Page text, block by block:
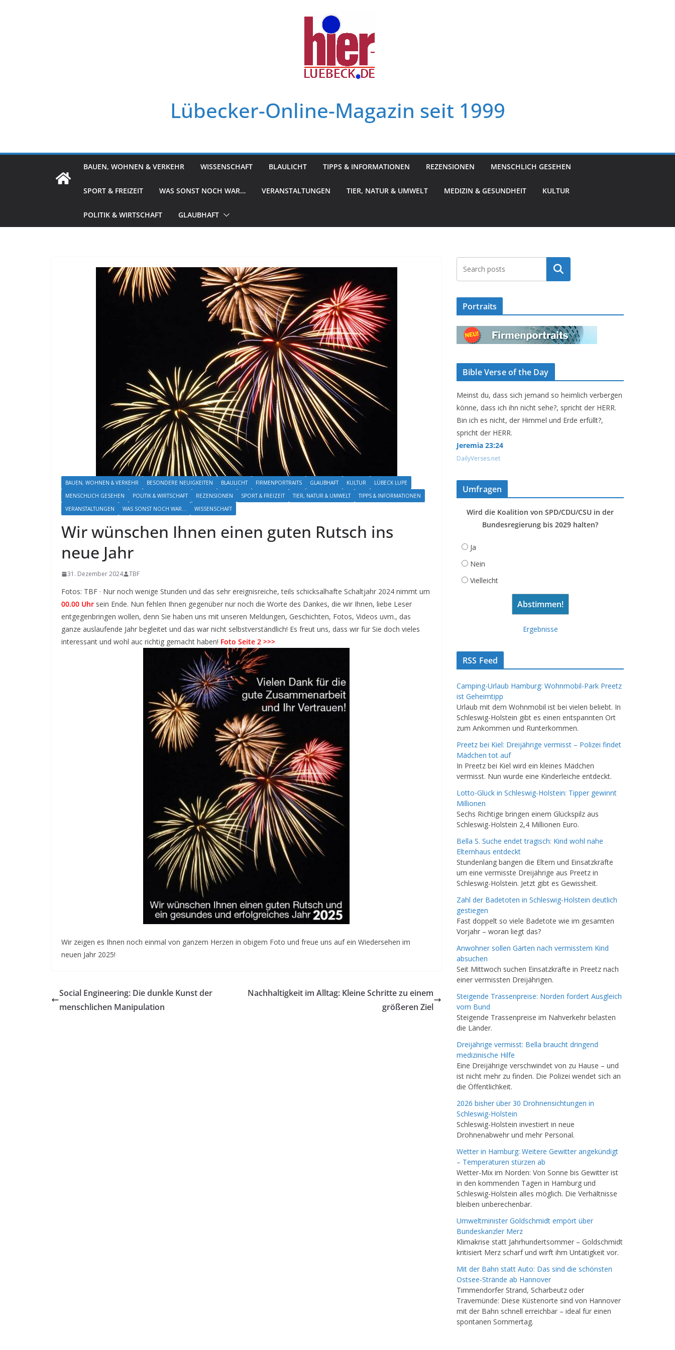
Lübecker-Online-Magazin seit 1999
BAUEN, WOHNEN & VERKEHR WISSENSCHAFT BLAULICHT TIPPS & INFORMATIONEN REZENSIONEN MENSCHLICH GESEHEN
SPORT & FREIZEIT WAS SONST NOCH WAR… VERANSTALTUNGEN TIER, NATUR & UMWELT MEDIZIN & GESUNDHEIT KULTUR
POLITIK & WIRTSCHAFT GLAUBHAFT
BAUEN, WOHNEN & VERKEHR BESONDERE NEUIGKEITEN BLAULICHT FIRMENPORTRAITS GLAUBHAFT KULTUR
LÜBECK LUPE
MENSCHLICH GESEHEN
POLITIK & WIRTSCHAFT REZENSIONEN SPORT & FREIZEIT TIER, NATUR & UMWELT
TIPPS & INFORMATIONEN
VERANSTALTUNGEN
WAS SONST NOCH WAR... WISSENSCHAFT
Wir wünschen Ihnen einen guten Rutsch ins
neue Jahr
31. Dezember 2024 TBF
Fotos: TBF · Nur noch wenige Stunden und das sehr ereignisreiche, teils schicksalhafte Schaltjahr 2024 nimmt um
00.00 Uhr sein Ende. Nun fehlen Ihnen gegenüber nur noch die Worte des Dankes, die wir Ihnen, liebe Leser
entgegenbringen wollen, denn Sie haben uns mit unseren Meldungen, Geschichten, Fotos, Videos uvm., das
ganze auslaufende Jahr begleitet und das war nicht selbstverständlich! Es freut uns, dass wir für Sie doch vieles
interessant und wohl auc richtig gemacht haben! Foto Seite 2 >>>
Wir zeigen es Ihnen noch einmal von ganzem Herzen in obigem Foto und freue uns auf ein Wiedersehen im
neuen Jahr 2025!
Social Engineering: Die dunkle Kunst der
menschlichen Manipulation
Nachhaltigkeit im Alltag: Kleine Schritte zu einem
größeren Ziel
Suchen
Portraits
Bible Verse of the Day
Meinst du, dass sich jemand so heimlich verbergen
könne, dass ich ihn nicht sehe?, spricht der HERR.
Bin ich es nicht, der Himmel und Erde erfüllt?,
spricht der HERR.
Jeremia 23:24
DailyVerses.net
Umfragen
Wird die Koalition von SPD/CDU/CSU in der
Bundesregierung bis 2029 halten?
Ja
Nein
Vielleicht
Ergebnisse
RSS Feed
Camping-Urlaub Hamburg: Wohnmobil-Park Preetz
ist Geheimtipp
Urlaub mit dem Wohnmobil ist bei vielen beliebt. In
Schleswig-Holstein gibt es einen entspannten Ort
zum Ankommen und Runterkommen.
Preetz bei Kiel: Dreijährige vermisst – Polizei findet
Mädchen tot auf
In Preetz bei Kiel wird ein kleines Mädchen
vermisst. Nun wurde eine Kinderleiche entdeckt.
Lotto-Glück in Schleswig-Holstein: Tipper gewinnt
Millionen
Sechs Richtige bringen einem Glückspilz aus
Schleswig-Holstein 2,4 Millionen Euro.
Bella S. Suche endet tragisch: Kind wohl nahe
Elternhaus entdeckt
Stundenlang bangen die Eltern und Einsatzkräfte
um eine vermisste Dreijährige aus Preetz in
Schleswig-Holstein. Jetzt gibt es Gewissheit.
Zahl der Badetoten in Schleswig-Holstein deutlich
gestiegen
Fast doppelt so viele Badetote wie im gesamten
Vorjahr – woran liegt das?
Anwohner sollen Gärten nach vermisstem Kind
absuchen
Seit Mittwoch suchen Einsatzkräfte in Preetz nach
einer vermissten Dreijährigen.
Steigende Trassenpreise: Norden fordert Ausgleich
vom Bund
Steigende Trassenpreise im Nahverkehr belasten
die Länder.
Dreijährige vermisst: Bella braucht dringend
medizinische Hilfe
Eine Dreijährige verschwindet von zu Hause – und
ist nicht mehr zu finden. Die Polizei wendet sich an
die Öffentlichkeit.
2026 bisher über 30 Drohnensichtungen in
Schleswig-Holstein
Schleswig-Holstein investiert in neue
Drohnenabwehr und mehr Personal.
Wetter in Hamburg: Weitere Gewitter angekündigt
– Temperaturen stürzen ab
Wetter-Mix im Norden: Von Sonne bis Gewitter ist
in den kommenden Tagen in Hamburg und
Schleswig-Holstein alles möglich. Die Verhältnisse
bleiben unberechenbar.
Umweltminister Goldschmidt empört über
Bundeskanzler Merz
Klimakrise statt Jahrhundertsommer – Goldschmidt
kritisiert Merz scharf und wirft ihm Untätigkeit vor.
Mit der Bahn statt Auto: Das sind die schönsten
Ostsee-Strände ab Hannover
Timmendorfer Strand, Scharbeutz oder
Travemünde: Diese Küstenorte sind von Hannover
mit der Bahn schnell erreichbar – ideal für einen
spontanen Sommertag.